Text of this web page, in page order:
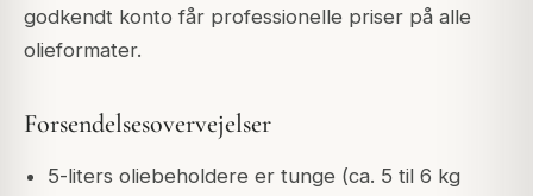
godkendt konto får professionelle priser på alle
olieformater.
Forsendelsesovervejelser
5-liters oliebeholdere er tunge (ca. 5 til 6 kg